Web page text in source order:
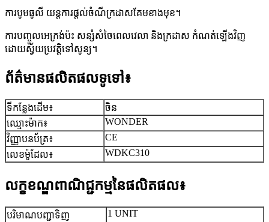
ការបូមធូលី យន្តការផ្តល់ចំណីក្រដាសគែមខាងមុខ។
ការបញ្ចូលអេក្រង់ប៉ះ សន្សំសំចៃពេលវេលា និងក្រដាស កំណត់ឡើងវិញ
ដោយស្វ័យប្រវត្តិទៅសូន្យ។
ព័ត៌មានផលិតផលទូទៅ៖
ទីកន្លែងដើម៖
ចិន
ឈ្មោះម៉ាក៖
WONDER
វិញ្ញាបនប័ត្រ៖
CE
លេខ​ម៉ូដែល៖
WDKC310
លក្ខខណ្ឌពាណិជ្ជកម្មនៃផលិតផល៖
បរិមាណបញ្ជាទិញ
1 UNIT